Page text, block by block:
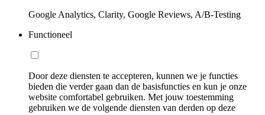
Google Analytics, Clarity, Google Reviews, A/B-Testing
Functioneel
Door deze diensten te accepteren, kunnen we je functies
bieden die verder gaan dan de basisfuncties en kun je onze
website comfortabel gebruiken. Met jouw toestemming
gebruiken we de volgende diensten van derden op deze